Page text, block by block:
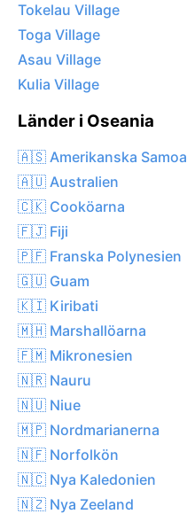
Tokelau Village
Toga Village
Asau Village
Kulia Village
Länder i Oseania
🇦🇸 Amerikanska Samoa
🇦🇺 Australien
🇨🇰 Cooköarna
🇫🇯 Fiji
🇵🇫 Franska Polynesien
🇬🇺 Guam
🇰🇮 Kiribati
🇲🇭 Marshallöarna
🇫🇲 Mikronesien
🇳🇷 Nauru
🇳🇺 Niue
🇲🇵 Nordmarianerna
🇳🇫 Norfolkön
🇳🇨 Nya Kaledonien
🇳🇿 Nya Zeeland